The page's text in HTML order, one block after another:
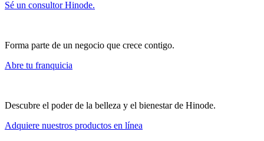
Sé un consultor Hinode.
Forma parte de un negocio que crece contigo.
Abre tu franquicia
Descubre el poder de la belleza y el bienestar de Hinode.
Adquiere nuestros productos en línea